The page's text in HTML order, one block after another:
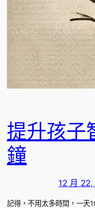
提升孩子
鐘
12 月 22,
記得，不用太多時間，一天